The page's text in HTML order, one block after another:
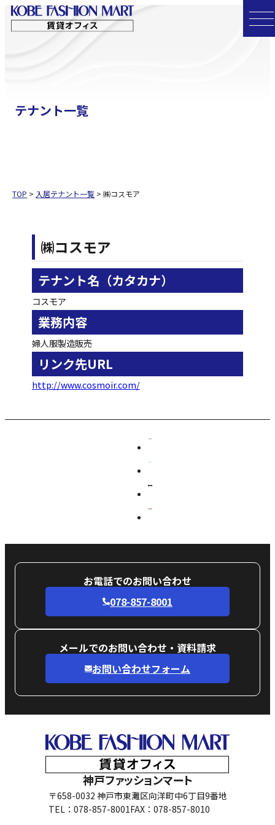
コ
ン
テナント一覧
TOP > 入居テナント一覧 >㈱コスモア
㈱コスモア
テナント名（カタカナ）
コスモア
業務内容
婦人服製造販売
リンク先URL
http://www.cosmoir.com/
お電話でのお問い合わせ
078-857-8001
メールでのお問い合わせ・資料請求
お問い合わせフォーム
神戸ファッションマート
〒658-0032 神戸市東灘区向洋町中6丁目9番地
TEL：078-857-8001FAX：078-857-8010